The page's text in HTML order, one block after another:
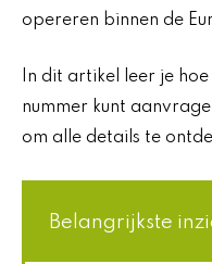
opereren binnen de
In dit artikel leer je hoe
nummer kunt
om alle details te
Belangrijkste